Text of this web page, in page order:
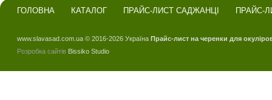
ГОЛОВНА КАТАЛОГ ПРАЙС-ЛИСТ САДЖАНЦІ ПРАЙС-
www.slavasad.com.ua © 2016-2026 Україна Прайс-лист на черенки для
Розробка сайтів Bissiko Studio